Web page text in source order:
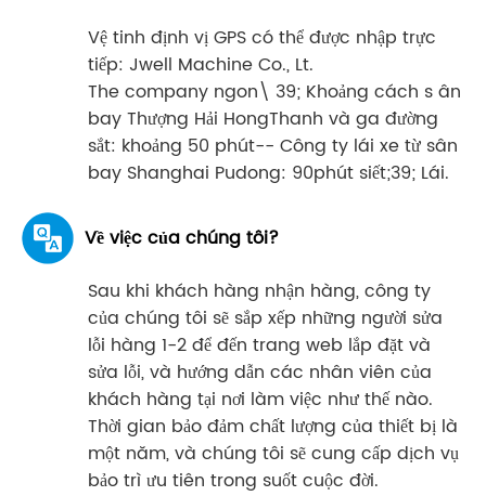
Vệ tinh định vị GPS có thể được nhập trực
tiếp: Jwell Machine Co., Lt.
The company ngon\ 39; Khoảng cách s ân
bay Thượng Hải HongThanh và ga đường
sắt: khoảng 50 phút-- Công ty lái xe từ sân
bay Shanghai Pudong: 90phút siết;39; Lái.
Về việc của chúng tôi?
Sau khi khách hàng nhận hàng, công ty
của chúng tôi sẽ sắp xếp những người sửa
lỗi hàng 1-2 để đến trang web lắp đặt và
sửa lỗi, và hướng dẫn các nhân viên của
khách hàng tại nơi làm việc như thế nào.
Thời gian bảo đảm chất lượng của thiết bị là
một năm, và chúng tôi sẽ cung cấp dịch vụ
bảo trì ưu tiên trong suốt cuộc đời.